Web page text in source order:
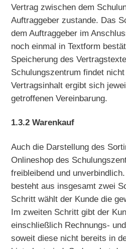
Vertrag zwischen dem
Auftraggeber zustande. Das
dem Auftraggeber im
noch einmal in Textform
Speicherung des
Schulungszentrum findet
Vertragsinhalt ergibt sich
getroffenen Vereinbarung.
1.3.2 Warenkauf
Auch die Darstellung des
Onlineshop des
freibleibend und
besteht aus insgesamt zwei
Schritt wählt der Kunde die
Im zweiten Schritt gibt der
einschließlich Rechnungs-
soweit diese nicht bereits in